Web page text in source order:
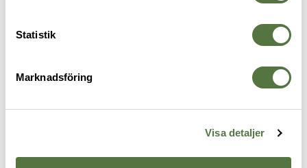
Statistik
Marknadsföring
Visa detaljer
OTG
Enkel Right
475 kr675 kr